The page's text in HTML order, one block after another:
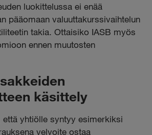
luokittelussa ei enää
pääomaan valuuttakurssivaihtelun
takia. Ottaisiko IASB myös
ennen muutosten
käsittely
yhtiölle syntyy esimerkiksi
velvoite ostaa